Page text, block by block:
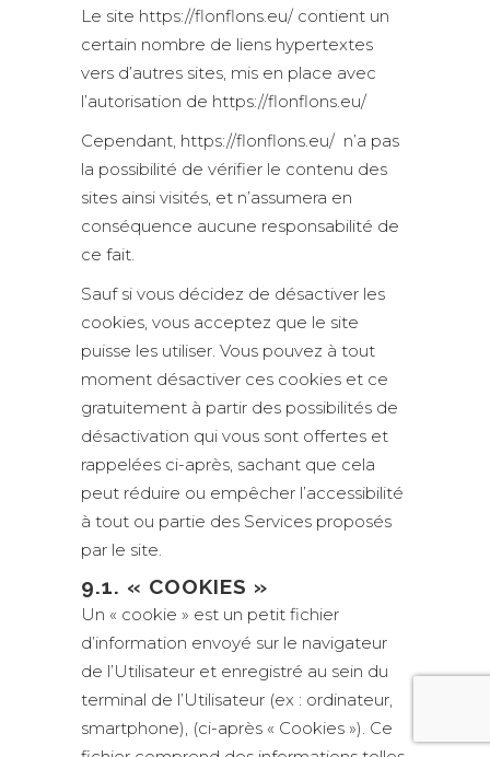
Le site https://flonflons.eu/ contient un
certain nombre de liens hypertextes
vers d’autres sites, mis en place avec
l’autorisation de https://flonflons.eu/
Cependant, https://flonflons.eu/ n’a pas
la possibilité de vérifier le contenu des
sites ainsi visités, et n’assumera en
conséquence aucune responsabilité de
ce fait.
Sauf si vous décidez de désactiver les
cookies, vous acceptez que le site
puisse les utiliser. Vous pouvez à tout
moment désactiver ces cookies et ce
gratuitement à partir des possibilités de
désactivation qui vous sont offertes et
rappelées ci-après, sachant que cela
peut réduire ou empêcher l’accessibilité
à tout ou partie des Services proposés
par le site.
9.1. « COOKIES »
Un « cookie » est un petit fichier
d’information envoyé sur le navigateur
de l’Utilisateur et enregistré au sein du
terminal de l’Utilisateur (ex : ordinateur,
smartphone), (ci-après « Cookies »). Ce